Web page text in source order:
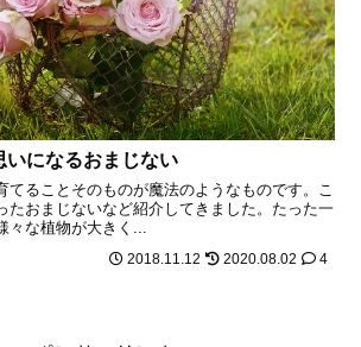
いになるおまじない
てることそのものが魔法のようなものです。こ
たおまじないなど紹介してきました。たった一
々な植物が大きく...
2018.11.12 2020.08.02 4